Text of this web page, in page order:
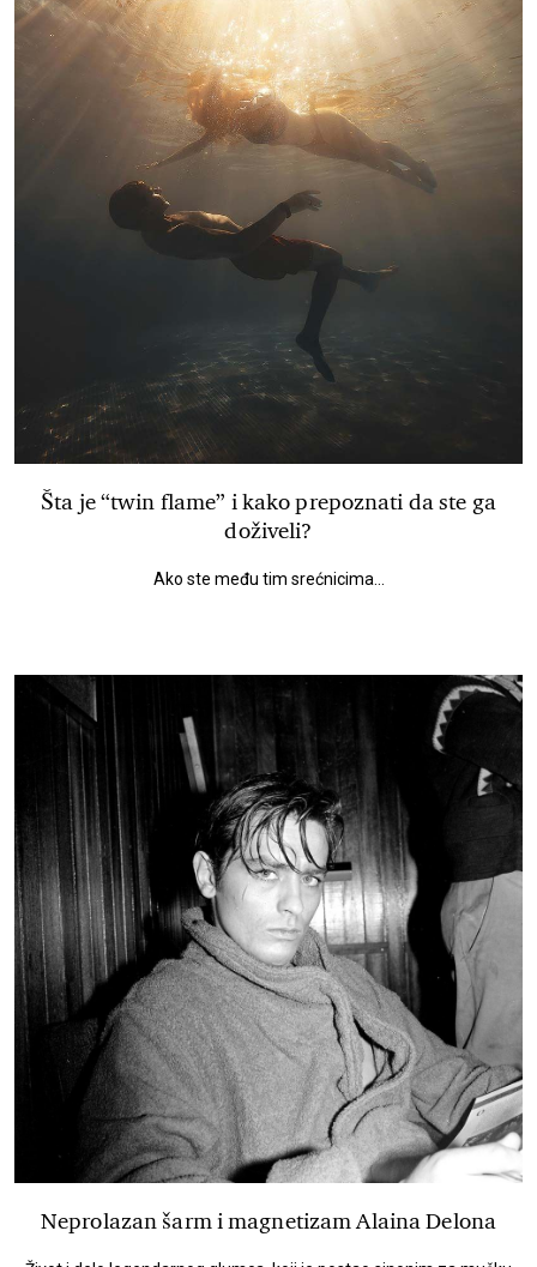
Šta je “twin flame” i kako prepoznati da ste ga
doživeli?
Ako ste među tim srećnicima...
Neprolazan šarm i magnetizam Alaina Delona